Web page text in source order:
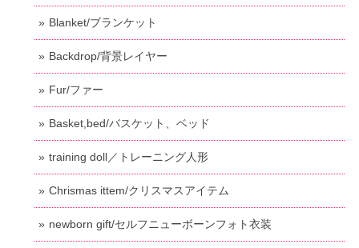
Blanket/ブランケット
Backdrop/背景レイヤー
Fur/ファー
Basket,bed/バスケット、ベッド
training doll／トレーニング人形
Chrismas ittem/クリスマスアイテム
newborn gift/セルフニューボーンフォト衣装